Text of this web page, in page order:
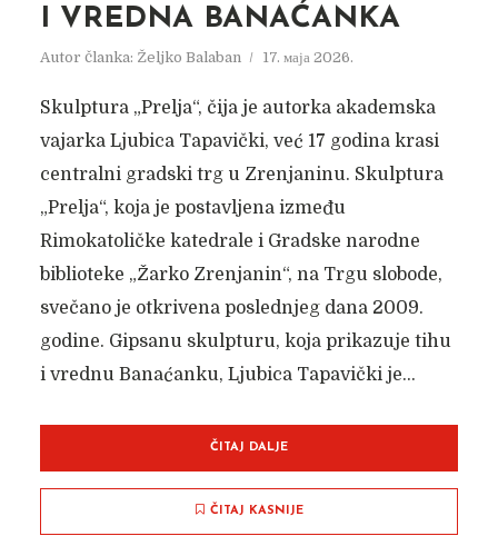
I VREDNA BANAĆANKA
Autor članka: Željko Balaban 17. маја 2026.
Skulptura „Prelja“, čija je autorka akademska
vajarka Ljubica Tapavički, već 17 godina krasi
centralni gradski trg u Zrenjaninu. Skulptura
„Prelja“, koja je postavljena između
Rimokatoličke katedrale i Gradske narodne
biblioteke „Žarko Zrenjanin“, na Trgu slobode,
svečano je otkrivena poslednjeg dana 2009.
godine. Gipsanu skulpturu, koja prikazuje tihu
i vrednu Banaćanku, Ljubica Tapavički je...
ČITAJ DALJE
ČITAJ KASNIJE